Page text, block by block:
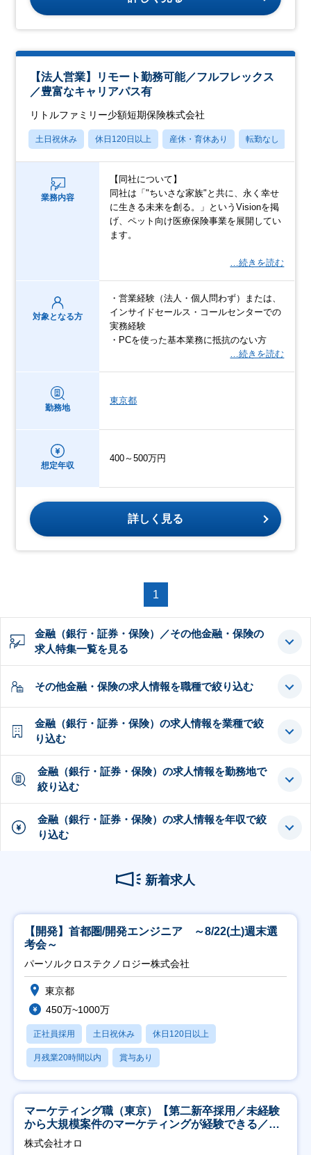
【法人営業】リモート勤務可能／フルフレックス
／豊富なキャリアパス有
リトルファミリー少額短期保険株式会社
土日祝休み 休日120日以上 産休・育休あり 転勤なし
業務内容
【同社について】
同社は「"ちいさな家族"と共に、永く幸せ
に生きる未来を創る。」というVisionを掲
げ、ペット向け医療保険事業を展開してい
ます。
…続きを読む
対象となる方
・営業経験（法人・個人問わず）または、
インサイドセールス・コールセンターでの
実務経験
・PCを使った基本業務に抵抗のない方
…続きを読む
勤務地
東京都
想定年収
400～500万円
詳しく見る
1
金融（銀行・証券・保険）／その他金融・保険の
求人特集一覧を見る
その他金融・保険の求人情報を職種で絞り込む
金融（銀行・証券・保険）の求人情報を業種で絞
り込む
金融（銀行・証券・保険）の求人情報を勤務地で
絞り込む
金融（銀行・証券・保険）の求人情報を年収で絞
り込む
新着求人
【開発】首都圏/開発エンジニア ～8/22(土)週末選
考会～
パーソルクロステクノロジー株式会社
東京都
450万~1000万
正社員採用 土日祝休み 休日120日以上
月残業20時間以内 賞与あり
マーケティング職（東京）【第二新卒採用／未経験
から大規模案件のマーケティングが経験できる／研
修充実】
株式会社オロ